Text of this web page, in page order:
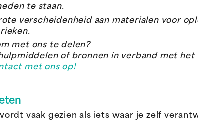
te staan.
verscheidenheid aan materialen voor
met ons te delen?
of bronnen in verband met
met ons op!
vaak gezien als iets waar je zelf